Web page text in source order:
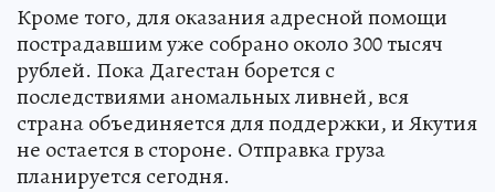
Кроме того, для оказания адресной помощи
пострадавшим уже собрано около 300 тысяч
рублей. Пока Дагестан борется с
последствиями аномальных ливней, вся
страна объединяется для поддержки, и Якутия
не остается в стороне. Отправка груза
планируется сегодня.